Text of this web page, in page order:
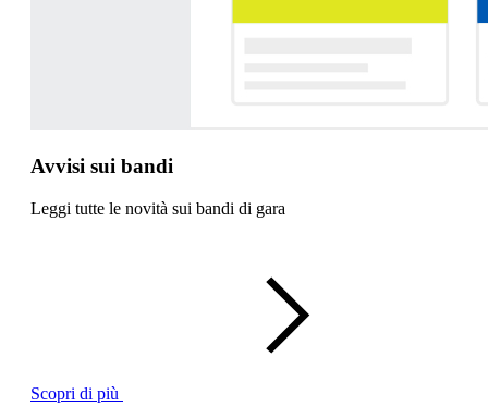
Avvisi sui bandi
Leggi tutte le novità sui bandi di gara
Scopri di più